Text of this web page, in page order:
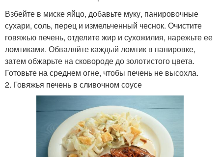
Взбейте в миске яйцо, добавьте муку, панировочные
сухари, соль, перец и измельченный чеснок. Очистите
говяжью печень, отделите жир и сухожилия, нарежьте ее
ломтиками. Обваляйте каждый ломтик в панировке,
затем обжарьте на сковороде до золотистого цвета.
Готовьте на среднем огне, чтобы печень не высохла.
2. Говяжья печень в сливочном соусе